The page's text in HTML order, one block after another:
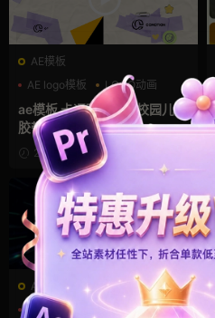
AE模板
AE logo模板
LOGO动画
儿童
ae模板 卡通可爱片头校园儿童
胶带贴纸LOGO动画
2025-10-08
AE模板
AE logo模板
LOGO动画